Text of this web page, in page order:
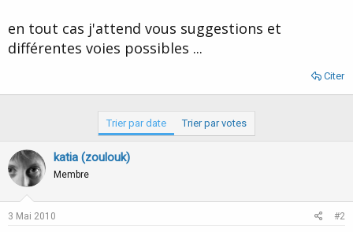
en tout cas j'attend vous suggestions et
différentes voies possibles ...
Citer
Trier par date Trier par votes
katia (zoulouk)
Membre
3 Mai 2010 #2